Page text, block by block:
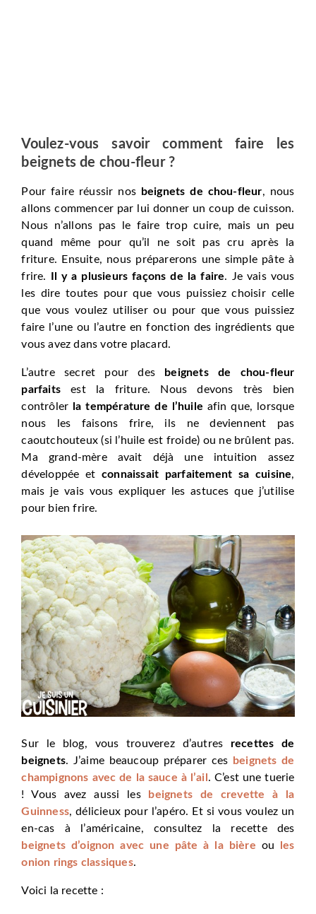
Voulez-vous savoir comment faire les
beignets de chou-fleur ?
Pour faire réussir nos beignets de chou-fleur, nous
allons commencer par lui donner un coup de cuisson.
Nous n’allons pas le faire trop cuire, mais un peu
quand même pour qu’il ne soit pas cru après la
friture. Ensuite, nous préparerons une simple pâte à
frire.
Il y a plusieurs façons de la faire. Je vais vous
les dire toutes pour que vous puissiez choisir celle
que vous voulez utiliser ou pour que vous puissiez
faire l’une ou l’autre en fonction des ingrédients que
vous avez dans votre placard.
L’autre secret pour des
beignets de chou-fleur
parfaits est la friture. Nous devons très bien
contrôler
la température de l’huile afin que, lorsque
nous les faisons frire, ils ne deviennent pas
caoutchouteux (si l’huile est froide) ou ne brûlent pas.
Ma grand-mère avait déjà une intuition assez
développée etconnaissait parfaitement sa cuisine,
mais je vais vous expliquer les astuces que j’utilise
pour bien frire.
Sur le blog, vous trouverez d’autres recettes de
beignets. J’aime beaucoup préparer ces
beignets de
champignons avec de la sauce à l’ail . C’est une tuerie
! Vous avez aussi les
beignets de crevette à la
Guinness, délicieux pour l’apéro. Et si vous voulez un
en-cas à l’américaine, consultez la recette des
beignets d’oignon avec une pâte à la bière ou
les
onion rings classiques.
Voici la recette :